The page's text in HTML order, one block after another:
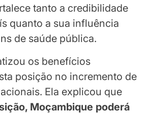
tanto a credibilidade
quanto a sua influência
de saúde pública.
os benefícios
posição no incremento de
Ela explicou que
Moçambique poderá